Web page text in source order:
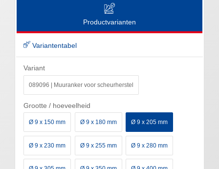
Productvarianten
Variantentabel
Variant
089096 | Muuranker voor scheurherstel
Grootte / hoeveelheid
Ø 9 x 150 mm Ø 9 x 180 mm Ø 9 x 205 mm
Ø 9 x 230 mm Ø 9 x 255 mm Ø 9 x 280 mm